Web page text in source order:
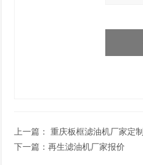
上一篇： 重庆板框滤油机厂家定制
下一篇： 再生滤油机厂家报价